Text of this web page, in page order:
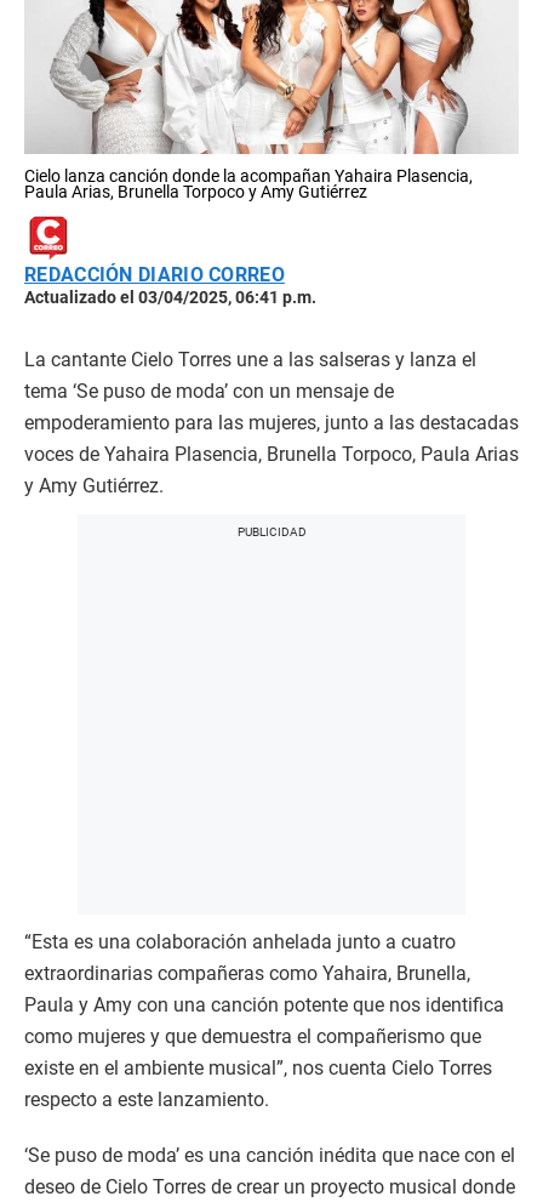
Cielo lanza canción donde la acompañan Yahaira Plasencia,
Paula Arias, Brunella Torpoco y Amy Gutiérrez
REDACCIÓN DIARIO CORREO
Actualizado el 03/04/2025, 06:41 p.m.
La cantante Cielo Torres une a las salseras y lanza el
tema ‘Se puso de moda’ con un mensaje de
empoderamiento para las mujeres, junto a las destacadas
voces de Yahaira Plasencia, Brunella Torpoco, Paula Arias
y Amy Gutiérrez.
“Esta es una colaboración anhelada junto a cuatro
extraordinarias compañeras como Yahaira, Brunella,
Paula y Amy con una canción potente que nos identifica
como mujeres y que demuestra el compañerismo que
existe en el ambiente musical”, nos cuenta Cielo Torres
respecto a este lanzamiento.
‘Se puso de moda’ es una canción inédita que nace con el
deseo de Cielo Torres de crear un proyecto musical donde